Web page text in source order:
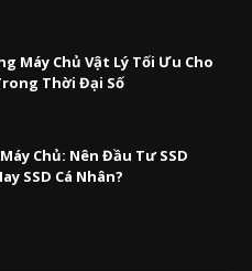
Máy Chủ Vật Lý Tối Ưu Cho
Thời Đại Số
Chủ: Nên Đầu Tư SSD
SSD Cá Nhân?